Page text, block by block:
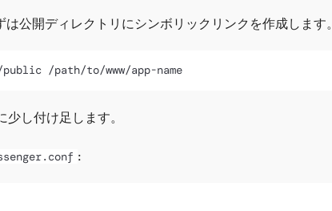
公開ディレクトリにシンボリックリンクを作成します。
し付け足します。
: